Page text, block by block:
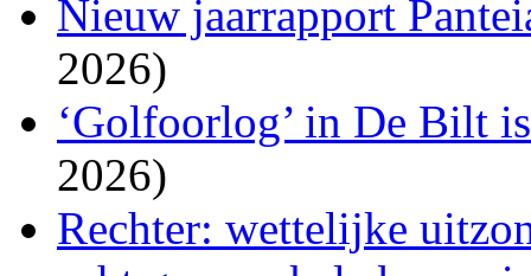
Nieuw jaarrapport
2026)
‘Golfoorlog’ in De Bilt
2026)
Rechter: wettelijke